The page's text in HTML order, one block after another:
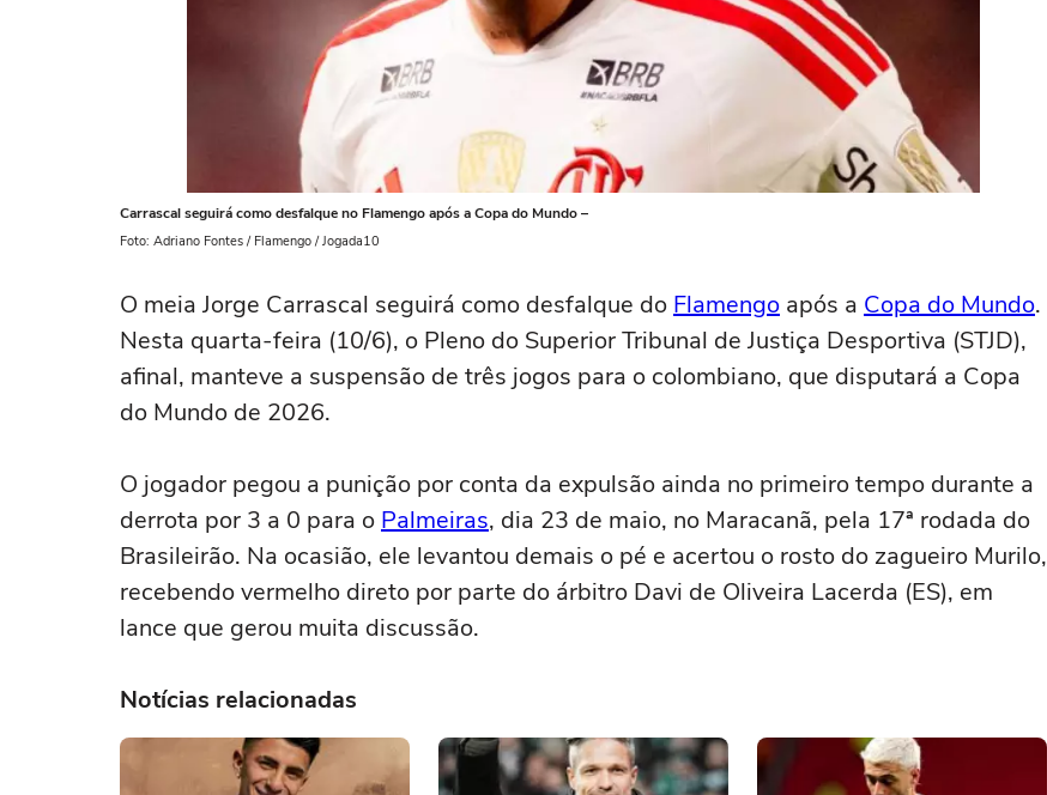
Carrascal seguirá como desfalque no Flamengo após a Copa do Mundo –
Foto: Adriano Fontes / Flamengo / Jogada10
O meia Jorge Carrascal seguirá como desfalque do Flamengo após a Copa do Mundo.
Nesta quarta-feira (10/6), o Pleno do Superior Tribunal de Justiça Desportiva (STJD),
afinal, manteve a suspensão de três jogos para o colombiano, que disputará a Copa
do Mundo de 2026.
O jogador pegou a punição por conta da expulsão ainda no primeiro tempo durante a
derrota por 3 a 0 para o Palmeiras, dia 23 de maio, no Maracanã, pela 17ª rodada do
Brasileirão. Na ocasião, ele levantou demais o pé e acertou o rosto do zagueiro Murilo,
recebendo vermelho direto por parte do árbitro Davi de Oliveira Lacerda (ES), em
lance que gerou muita discussão.
Notícias relacionadas